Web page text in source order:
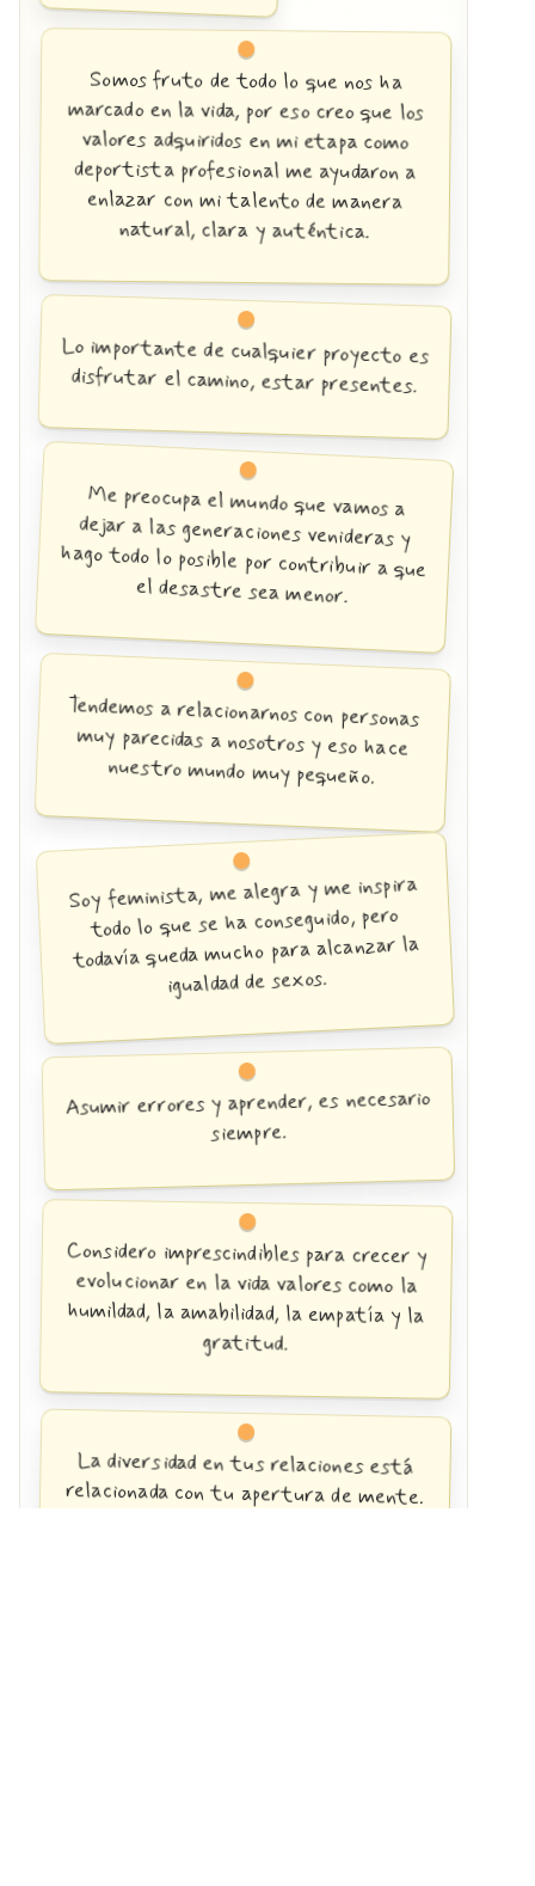
Soy feminista, me alegra y me inspira
todo lo que se ha conseguido, pero
todavía queda mucho para alcanzar la
igualdad de sexos.
Me preocupa el mundo que vamos a
dejar a las generaciones venideras y
hago todo lo posible por contribuir a que
el desastre sea menor.
Lo importante de cualquier proyecto es
disfrutar el camino, estar presentes.
Asumir errores y aprender, es necesario
siempre.
La diversidad en tus relaciones está
relacionada con tu apertura de mente.
Tendemos a relacionarnos con personas
muy parecidas a nosotros y eso hace
nuestro mundo muy pequeño.
Considero imprescindibles para crecer y
evolucionar en la vida valores como la
humildad, la amabilidad, la empatía y la
gratitud.
Somos fruto de todo lo que nos ha
marcado en la vida, por eso creo que los
valores adquiridos en mi etapa como
deportista profesional me ayudaron a
enlazar con mi talento de manera
natural, clara y auténtica.